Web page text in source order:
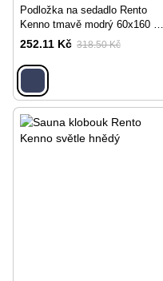
Podložka na sedadlo Rento
Kenno tmavě modrý 60x160 pro
saunu
252.11 Kč 318.50 Kč